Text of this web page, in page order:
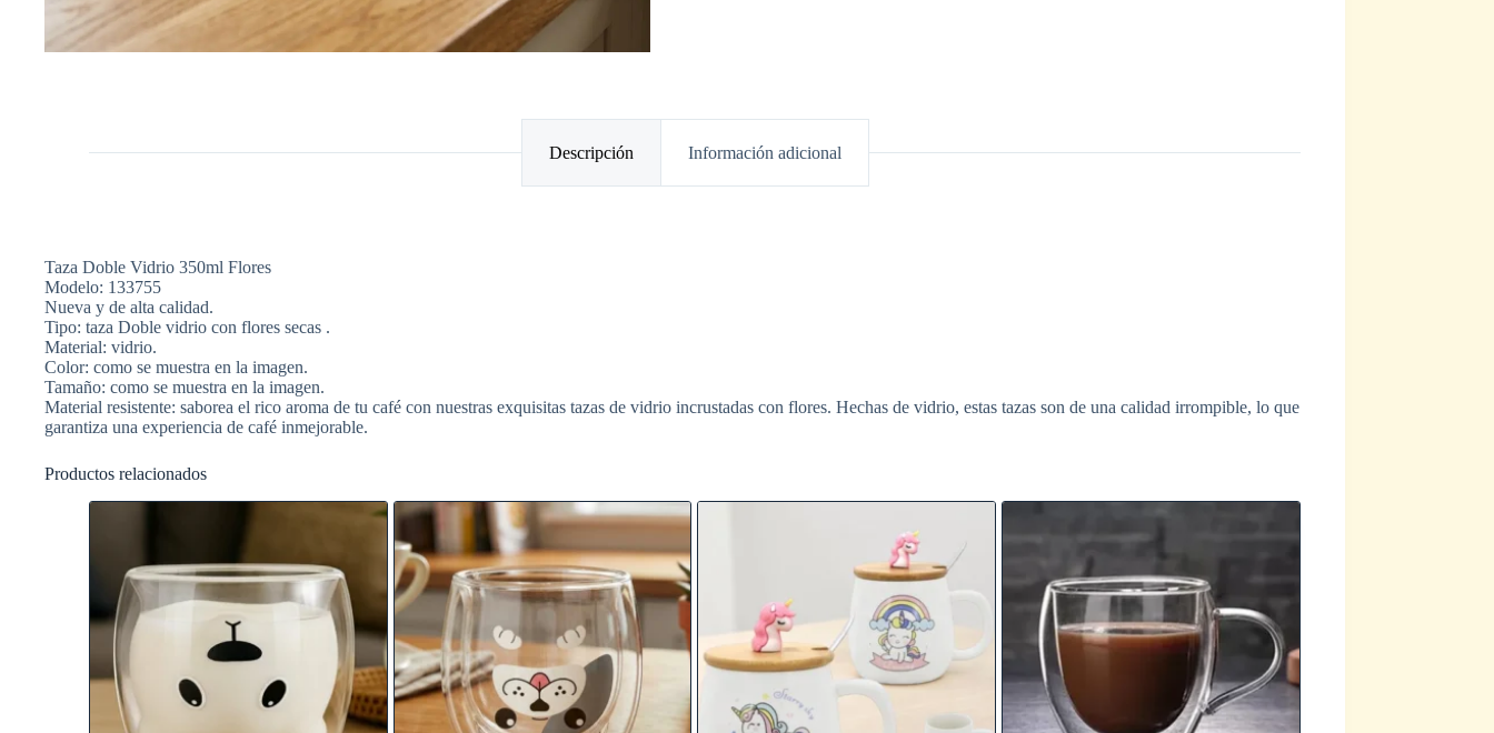
Descripción Información adicional
Taza Doble Vidrio 350ml Flores
Modelo: 133755
Nueva y de alta calidad.
Tipo: taza Doble vidrio con flores secas .
Material: vidrio.
Color: como se muestra en la imagen.
Tamaño: como se muestra en la imagen.
Material resistente: saborea el rico aroma de tu café con nuestras exquisitas tazas de vidrio incrustadas con flores. Hechas de vidrio, estas tazas son de una calidad irrompible, lo que
garantiza una experiencia de café inmejorable.
Productos relacionados